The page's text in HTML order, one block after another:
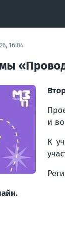
16:04
и
К